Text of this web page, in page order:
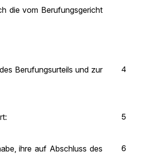
die vom Berufungsgericht
4
Berufungsurteils und zur
5
6
ihre auf Abschluss des